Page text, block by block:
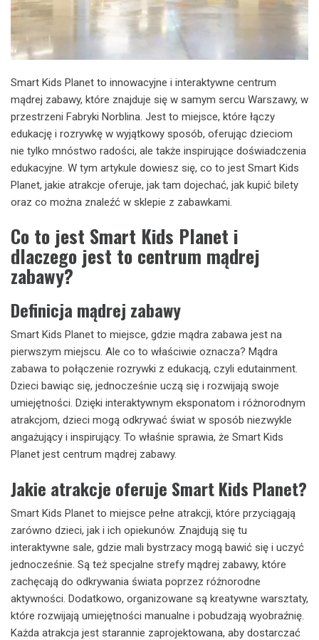
Smart Kids Planet to innowacyjne i interaktywne centrum
mądrej zabawy, które znajduje się w samym sercu Warszawy, w
przestrzeni Fabryki Norblina. Jest to miejsce, które łączy
edukację i rozrywkę w wyjątkowy sposób, oferując dzieciom
nie tylko mnóstwo radości, ale także inspirujące doświadczenia
edukacyjne. W tym artykule dowiesz się, co to jest Smart Kids
Planet, jakie atrakcje oferuje, jak tam dojechać, jak kupić bilety
oraz co można znaleźć w sklepie z zabawkami.
Co to jest Smart Kids Planet i
dlaczego jest to centrum mądrej
zabawy?
Definicja mądrej zabawy
Smart Kids Planet to miejsce, gdzie mądra zabawa jest na
pierwszym miejscu. Ale co to właściwie oznacza? Mądra
zabawa to połączenie rozrywki z edukacją, czyli edutainment.
Dzieci bawiąc się, jednocześnie uczą się i rozwijają swoje
umiejętności. Dzięki interaktywnym eksponatom i różnorodnym
atrakcjom, dzieci mogą odkrywać świat w sposób niezwykle
angażujący i inspirujący. To właśnie sprawia, że Smart Kids
Planet jest centrum mądrej zabawy.
Jakie atrakcje oferuje Smart Kids Planet?
Smart Kids Planet to miejsce pełne atrakcji, które przyciągają
zarówno dzieci, jak i ich opiekunów. Znajdują się tu
interaktywne sale, gdzie mali bystrzacy mogą bawić się i uczyć
jednocześnie. Są też specjalne strefy mądrej zabawy, które
zachęcają do odkrywania świata poprzez różnorodne
aktywności. Dodatkowo, organizowane są kreatywne warsztaty,
które rozwijają umiejętności manualne i pobudzają wyobraźnię.
Każda atrakcja jest starannie zaprojektowana, aby dostarczać